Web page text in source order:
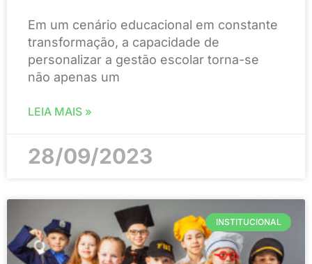
Em um cenário educacional em constante
transformação, a capacidade de
personalizar a gestão escolar torna-se
não apenas um
LEIA MAIS »
28/09/2023
INSTITUCIONAL